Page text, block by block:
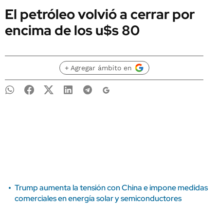
El petróleo volvió a cerrar por
encima de los u$s 80
+ Agregar ámbito en
Trump aumenta la tensión con China e impone medidas
comerciales en energía solar y semiconductores